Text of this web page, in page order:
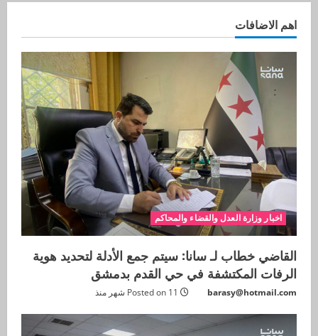
اهم الاضافات
اخبار وزارة العدل والقضاء والمحاكم
القاضي خطاب لـ سانا: سيتم جمع الأدلة لتحديد هوية
الرفات المكتشفة في حي القدم بدمشق
barasy@hotmail.com